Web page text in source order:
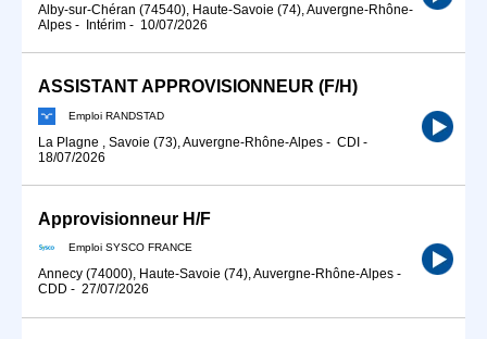
Alby-sur-Chéran (74540), Haute-Savoie (74), Auvergne-Rhône-
Alpes - Intérim - 10/07/2026
ASSISTANT APPROVISIONNEUR (F/H)
Emploi RANDSTAD
La Plagne , Savoie (73), Auvergne-Rhône-Alpes - CDI -
18/07/2026
Approvisionneur H/F
Emploi SYSCO FRANCE
Annecy (74000), Haute-Savoie (74), Auvergne-Rhône-Alpes -
CDD - 27/07/2026